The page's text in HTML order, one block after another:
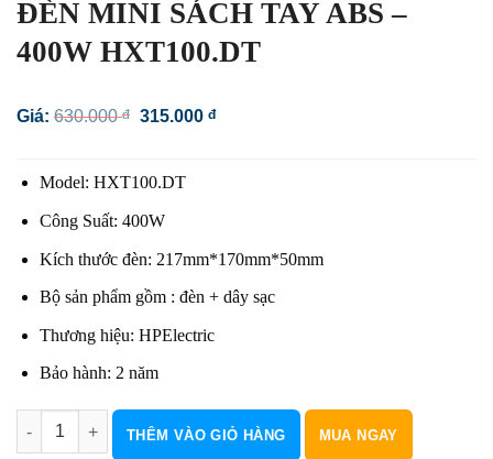
ĐÈN MINI SÁCH TAY ABS –
400W HXT100.DT
Giá: 630.000đ
Giá
315.000 đGiá
Model: HXT100.DT
Công Suất: 400W
Kích thước đèn: 217mm*170mm*50mm
Bộ sản phẩm gồm : đèn + dây sạc
Thương hiệu: HPElectric
Bảo hành: 2 năm
ĐÈN MINI SÁCH TAY ABS - 400W HXT100.DT số lượng
THÊM VÀO GIỎ HÀNG MUA NGAY